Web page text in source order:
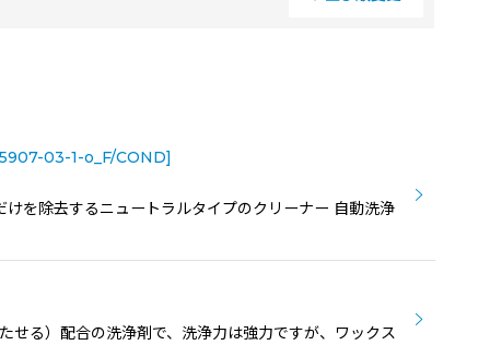
5907-03-1-o_F/COND]
を除去するニュートラルタイプのクリーナー 自動洗浄
せる）配合の洗浄剤で、洗浄力は強力ですが、ワックス